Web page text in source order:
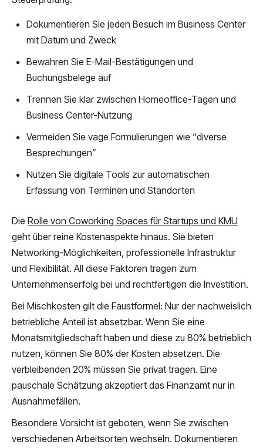
Dokumentieren Sie jeden Besuch im Business Center
mit Datum und Zweck
Bewahren Sie E-Mail-Bestätigungen und
Buchungsbelege auf
Trennen Sie klar zwischen Homeoffice-Tagen und
Business Center-Nutzung
Vermeiden Sie vage Formulierungen wie “diverse
Besprechungen”
Nutzen Sie digitale Tools zur automatischen
Erfassung von Terminen und Standorten
Die Rolle von Coworking Spaces für Startups und KMU
geht über reine Kostenaspekte hinaus. Sie bieten
Networking-Möglichkeiten, professionelle Infrastruktur
und Flexibilität. All diese Faktoren tragen zum
Unternehmenserfolg bei und rechtfertigen die Investition.
Bei Mischkosten gilt die Faustformel: Nur der nachweislich
betriebliche Anteil ist absetzbar. Wenn Sie eine
Monatsmitgliedschaft haben und diese zu 80% betrieblich
nutzen, können Sie 80% der Kosten absetzen. Die
verbleibenden 20% müssen Sie privat tragen. Eine
pauschale Schätzung akzeptiert das Finanzamt nur in
Ausnahmefällen.
Besondere Vorsicht ist geboten, wenn Sie zwischen
verschiedenen Arbeitsorten wechseln. Dokumentieren